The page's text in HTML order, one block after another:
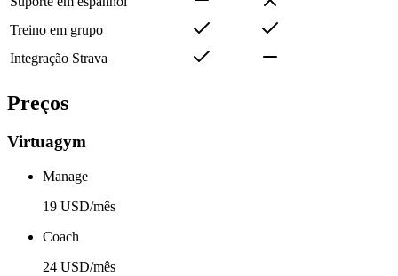
Treino em grupo
Integração Strava
Preços
Virtuagym
Manage
19 USD/mês
Coach
24 USD/mês